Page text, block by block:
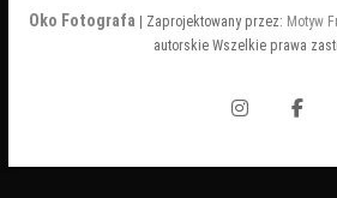
Oko Fotografa | Zaprojektowany przez: Motyw
autorskie Wszelkie prawa